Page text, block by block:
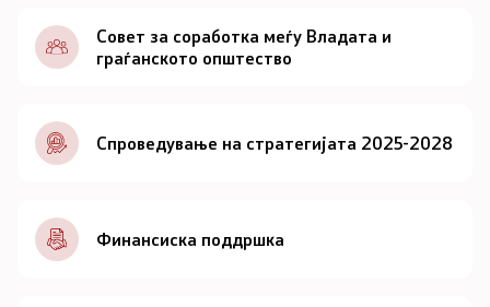
Документи
Совет
За советот
Документи
Совет за соработка меѓу Владата и
граѓанското општество
Спроведување на стратегијата 2025-2028
Финансиска поддршка